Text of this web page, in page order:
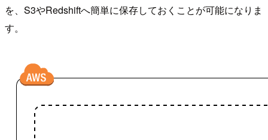
を、S3やRedshiftへ簡単に保存しておくことが可能になりま
す。